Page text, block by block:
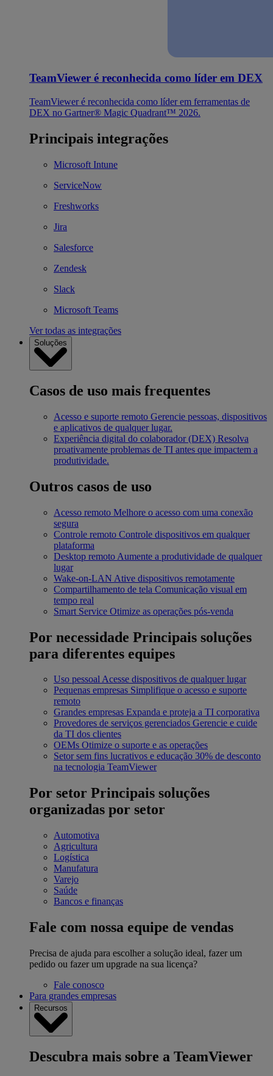
TeamViewer é reconhecida como líder em DEX
TeamViewer é reconhecida como líder em ferramentas de
DEX no Gartner® Magic Quadrant™ 2026.
Principais integrações
Microsoft Intune
ServiceNow
Freshworks
Jira
Salesforce
Zendesk
Slack
Microsoft Teams
Ver todas as integrações
Soluções
Casos de uso mais frequentes
Acesso e suporte remoto Gerencie pessoas, dispositivos
e aplicativos de qualquer lugar.
Experiência digital do colaborador (DEX) Resolva
proativamente problemas de TI antes que impactem a
produtividade.
Outros casos de uso
Acesso remoto Melhore o acesso com uma conexão
segura
Controle remoto Controle dispositivos em qualquer
plataforma
Desktop remoto Aumente a produtividade de qualquer
lugar
Wake-on-LAN Ative dispositivos remotamente
Compartilhamento de tela Comunicação visual em
tempo real
Smart Service Otimize as operações pós-venda
Por necessidade Principais soluções
para diferentes equipes
Uso pessoalAcesse dispositivos de qualquer lugar
Pequenas empresas Simplifique o acesso e suporte
remoto
Grandes empresas Expanda e proteja a TI corporativa
Provedores de serviços gerenciados Gerencie e cuide
da TI dos clientes
OEMs Otimize o suporte e as operações
Setor sem fins lucrativos e educação 30% de desconto
na tecnologia TeamViewer
Por setor Principais soluções
organizadas por setor
Automotiva
Agricultura
Logística
Manufatura
Varejo
Saúde
Bancos e finanças
Fale com nossa equipe de vendas
Precisa de ajuda para escolher a solução ideal, fazer um
pedido ou fazer um upgrade na sua licença?
Fale conosco
Para grandes empresas
Recursos
Descubra mais sobre a TeamViewer